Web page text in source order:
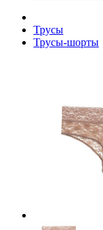
Трусы
Трусы-шорты